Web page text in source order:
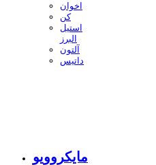
اخوان
کن
استیل
البرز
آلتون
داتیس
مایکروویو